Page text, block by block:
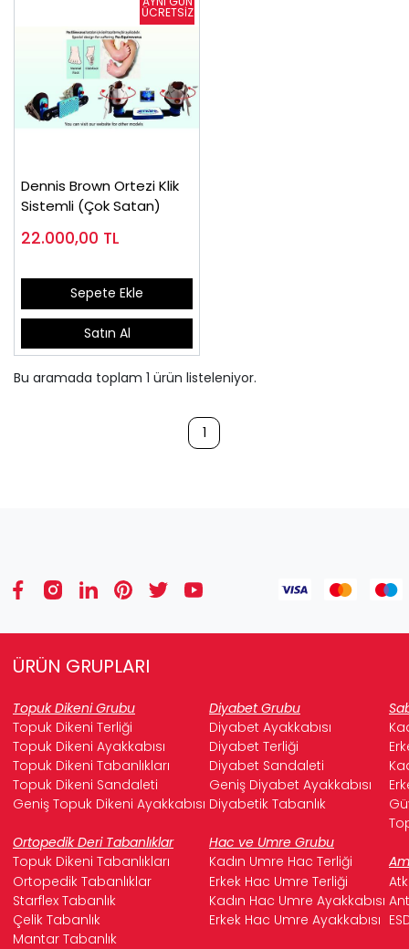
Dennis Brown Ortezi Klik
Sistemli (Çok Satan)
22.000,00 TL
Sepete Ekle
Satın Al
Bu aramada toplam 1 ürün listeleniyor.
1
ÜRÜN GRUPLARI
Topuk Dikeni Grubu Diyabet Grubu
Topuk Dikeni Terliği
Diyabet Ayakkabısı
Topuk Dikeni Ayakkabısı
Diyabet Terliği
Topuk Dikeni Tabanlıkları
Diyabet Sandaleti
Topuk Dikeni Sandaleti
Geniş Diyabet Ayakkabısı
Geniş Topuk Dikeni Ayakkabısı Diyabetik Tabanlık
Ortopedik Deri Tabanlıklar
Hac ve Umre Grubu
Topuk Dikeni Tabanlıkları
Kadın Umre Hac Terliği
Ortopedik Tabanlıklar
Erkek Hac Umre Terliği
Starflex Tabanlık
Kadın Hac Umre Ayakkabısı
Çelik Tabanlık
Erkek Hac Umre Ayakkabısı
Mantar Tabanlık